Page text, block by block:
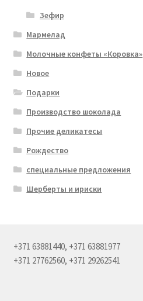
Зефир
Мармелад
Молочные конфеты «Коровка»
Новое
Подарки
Производство шоколада
Прочие деликатесы
Рождество
специальные предложения
Шерберты и ириски
+371 63881440, +371 63881977
+371 27762560, +371 29262541